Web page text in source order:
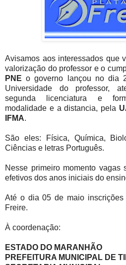
Avisamos aos interessados que
valorização do professor e o
PNE o governo lançou no dia
Universidade do professor,
segunda licenciatura e
modalidade e a distancia, pela
IFMA.
São eles: Física, Química,
Ciências e letras Português.
Nesse primeiro momento vagas
efetivos dos anos iniciais do
Até o dia 05 de maio
Freire.
À coordenação:
ESTADO DO MARANHÃO
PREFEITURA MUNICIPAL DE